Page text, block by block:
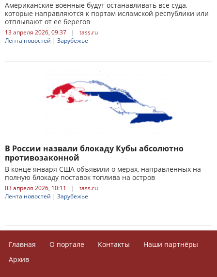
Американские военные будут останавливать все суда,
которые направляются к портам исламской республики или
отплывают от ее берегов
13 апреля 2026, 09:37 |
tass.ru
Лента новостей | Зарубежье
В России назвали блокаду Кубы абсолютно
противозаконной
В конце января США объявили о мерах, направленных на
полную блокаду поставок топлива на остров
03 апреля 2026, 10:11 |
tass.ru
Лента новостей | Зарубежье
Главная О портале Контакты
Наши партнёры
Архив